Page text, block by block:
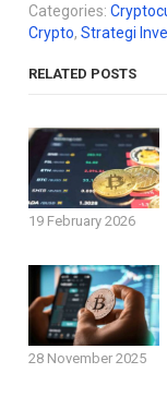
Categories:
Crypto,Strategi
RELATED POSTS
19 February 2026
28 November 2025